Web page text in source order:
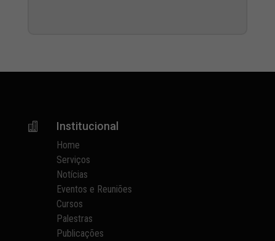
 Institucional
Home
Serviços
Notícias
Eventos e Reuniões
Cursos
Palestras
Publicações